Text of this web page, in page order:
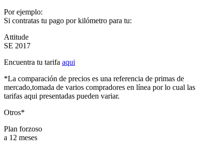
Por ejemplo:
Si contratas tu pago por kilómetro para tu:
Attitude
SE 2017
Encuentra tu tarifa aqui
*La comparación de precios es una referencia de primas de
mercado,tomada de varios compradores en línea por lo cual las
tarifas aqui presentadas pueden variar.
Otros*
Plan forzoso
a 12 meses